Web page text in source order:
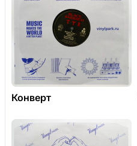
Конверт